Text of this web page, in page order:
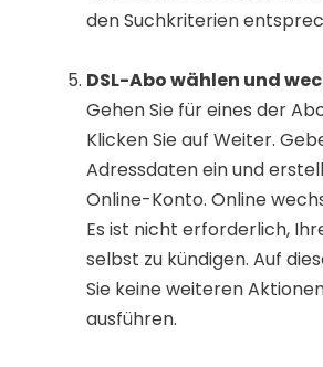
den Suchkriterien
DSL-Abo wählen und
Gehen Sie für eines der
Klicken Sie auf Weiter.
Adressdaten ein und
Online-Konto. Online
Es ist nicht erforderlich,
selbst zu kündigen. Auf
Sie keine weiteren
ausführen.